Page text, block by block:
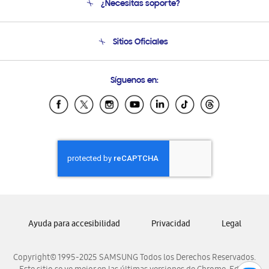
Soporte
Condiciones de Compra
¿Necesitas soporte?
Soporte vía eMail
Sitios Oficiales
Samsung Ecuador
Samsung El Salvador
Samsung Honduras
Samsung Nicaragua
Samsung Panamá
Samsung Venezuela
Síguenos en:
Copyright© 1995-2025 SAMSUNG Todos los Derechos Reservados.
Ayuda para accesibilidad Privacidad Legal